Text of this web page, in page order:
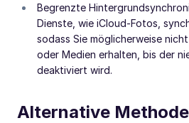
Begrenzte
Dienste, wie iCloud-Fotos,
sodass Sie möglicherweise
oder Medien erhalten, bis der
deaktiviert wird.
Alternative